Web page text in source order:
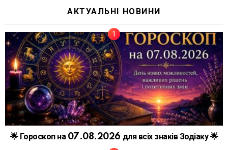
АКТУАЛЬНІ НОВИНИ
🌟 Гороскоп на 07.08.2026 для всіх знаків Зодіаку 🌟